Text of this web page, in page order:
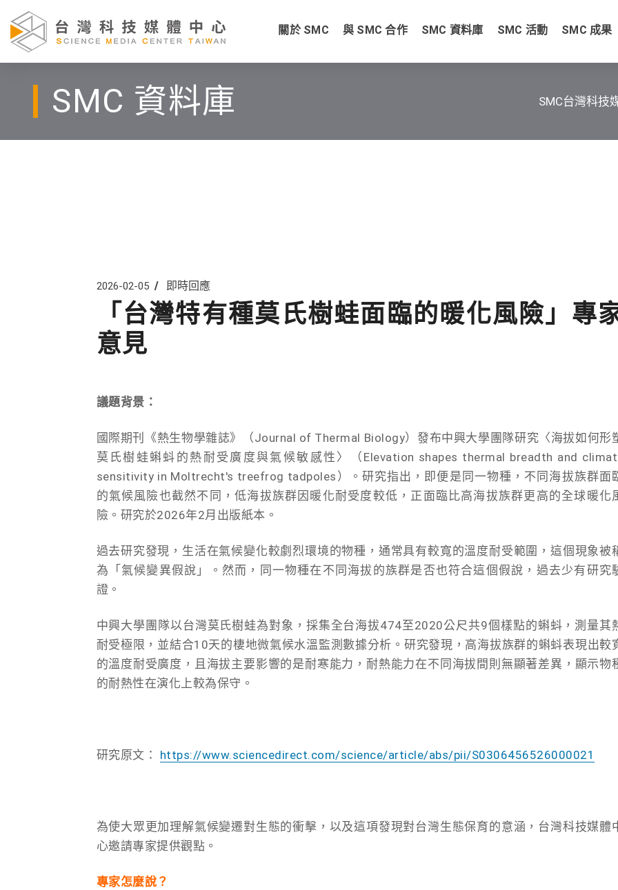
關於 SMC 與 SMC 合作 SMC 資料庫 SMC 活動 SMC 成果
SMC 資料庫 SMC台灣科技
2026-02-05 即時回應
「台灣特有種莫氏樹蛙面臨的暖化風險」專
意見
議題背景：
國際期刊《熱生物學雜誌》（Journal of Thermal Biology）發布中興大學團隊研究〈海拔如何形
莫氏樹蛙蝌蚪的熱耐受廣度與氣候敏感性〉（Elevation shapes thermal breadth and
sensitivity in Moltrecht's treefrog tadpoles）。研究指出，即便是同一物種，不同海拔族群面
的氣候風險也截然不同，低海拔族群因暖化耐受度較低，正面臨比高海拔族群更高的全球暖化
險。研究於2026年2月出版紙本。
過去研究發現，生活在氣候變化較劇烈環境的物種，通常具有較寬的溫度耐受範圍，這個現象被
為「氣候變異假說」。然而，同一物種在不同海拔的族群是否也符合這個假說，過去少有研究
證。
中興大學團隊以台灣莫氏樹蛙為對象，採集全台海拔474至2020公尺共9個樣點的蝌蚪，測量其
耐受極限，並結合10天的棲地微氣候水溫監測數據分析。研究發現，高海拔族群的蝌蚪表現出較
的溫度耐受廣度，且海拔主要影響的是耐寒能力，耐熱能力在不同海拔間則無顯著差異，顯示物
的耐熱性在演化上較為保守。
研究原文： https://www.sciencedirect.com/science/article/abs/pii/S0306456526000021
為使大眾更加理解氣候變遷對生態的衝擊，以及這項發現對台灣生態保育的意涵，台灣科技媒體
心邀請專家提供觀點。
專家怎麼說？